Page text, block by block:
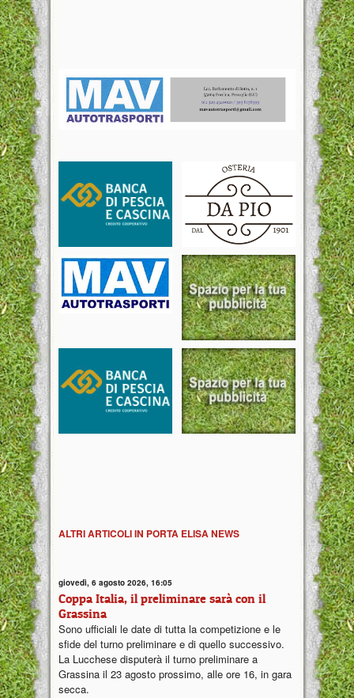
ALTRI ARTICOLI IN PORTA ELISA NEWS
giovedì, 6 agosto 2026, 16:05
Coppa Italia, il preliminare sarà con il
Grassina
Sono ufficiali le date di tutta la competizione e le
sfide del turno preliminare e di quello successivo.
La Lucchese disputerà il turno preliminare a
Grassina il 23 agosto prossimo, alle ore 16, in gara
secca.